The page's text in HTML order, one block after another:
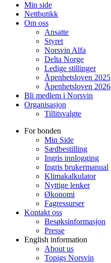
Min side
Nettbutikk
Om oss
Ansatte
Styret
Norsvin Alfa
Delta Norge
Ledige stillinger
Åpenhetsloven 2025
Åpenhetsloven 2026
Bli medlem i Norsvin
Organisasjon
Tillitsvalgte
For bonden
Min Side
Sædbestilling
Ingris innlogging
Ingris brukermanual
Klimakalkulator
Nyttige lenker
Økonomi
Fagressurser
Kontakt oss
Besøksinformasjon
Presse
English information
About us
Topigs Norsvin